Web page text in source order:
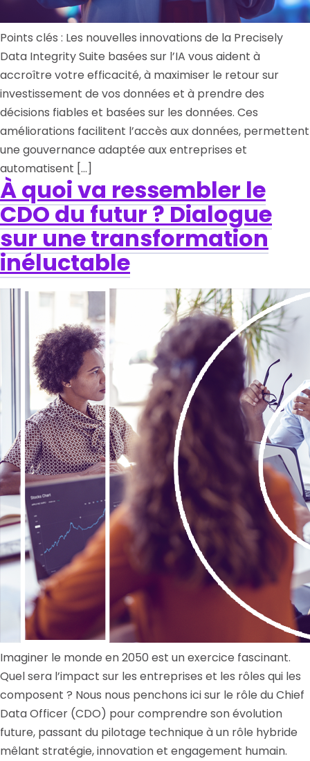
Points clés : Les nouvelles innovations de la Precisely
Data Integrity Suite basées sur l’IA vous aident à
accroître votre efficacité, à maximiser le retour sur
investissement de vos données et à prendre des
décisions fiables et basées sur les données. Ces
améliorations facilitent l’accès aux données, permettent
une gouvernance adaptée aux entreprises et
automatisent […]
À quoi va ressembler le
CDO du futur ? Dialogue
sur une transformation
inéluctable
Imaginer le monde en 2050 est un exercice fascinant.
Quel sera l’impact sur les entreprises et les rôles qui les
composent ? Nous nous penchons ici sur le rôle du Chief
Data Officer (CDO) pour comprendre son évolution
future, passant du pilotage technique à un rôle hybride
mêlant stratégie, innovation et engagement humain.